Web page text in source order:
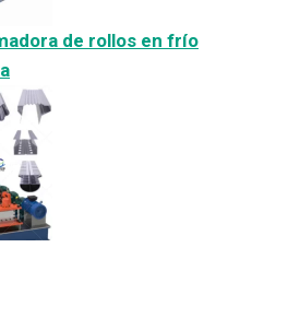
de rollos en frío